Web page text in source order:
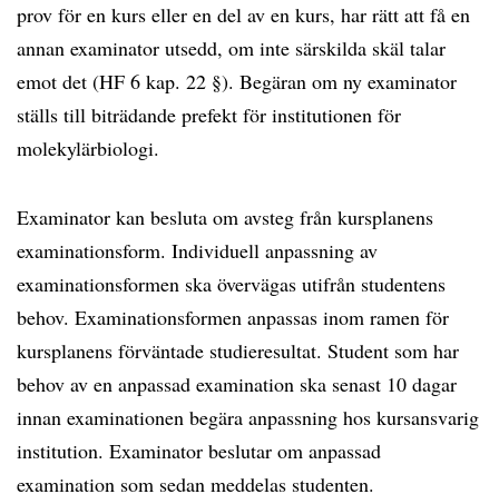
prov för en kurs eller en del av en kurs, har rätt att få en
annan examinator utsedd, om inte särskilda skäl talar
emot det (HF 6 kap. 22 §). Begäran om ny examinator
ställs till biträdande prefekt för institutionen för
molekylärbiologi.
Examinator kan besluta om avsteg från kursplanens
examinationsform. Individuell anpassning av
examinationsformen ska övervägas utifrån studentens
behov. Examinationsformen anpassas inom ramen för
kursplanens förväntade studieresultat. Student som har
behov av en anpassad examination ska senast 10 dagar
innan examinationen begära anpassning hos kursansvarig
institution. Examinator beslutar om anpassad
examination som sedan meddelas studenten.